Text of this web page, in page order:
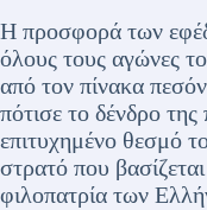
Η προσφορά των
όλους τους αγώνες
από τον πίνακα
πότισε το δένδρο της
επιτυχημένο θεσμό
στρατό που
φιλοπατρία των